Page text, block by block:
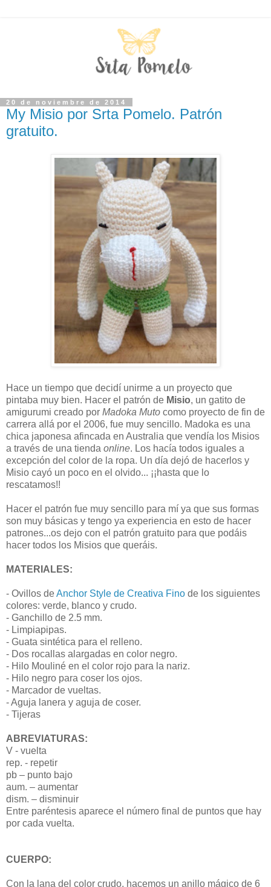
20 de noviembre de 2014
My Misio por Srta Pomelo. Patrón
gratuito.
Hace un tiempo que decidí unirme a un proyecto que
pintaba muy bien. Hacer el patrón de Misio, un gatito de
amigurumi creado por Madoka Muto como proyecto de fin de
carrera allá por el 2006, fue muy sencillo. Madoka es una
chica japonesa afincada en Australia que vendía los Misios
a través de una tienda online. Los hacía todos iguales a
excepción del color de la ropa. Un día dejó de hacerlos y
Misio cayó un poco en el olvido... ¡¡hasta que lo
rescatamos!!
Hacer el patrón fue muy sencillo para mí ya que sus formas
son muy básicas y tengo ya experiencia en esto de hacer
patrones...os dejo con el patrón gratuito para que podáis
hacer todos los Misios que queráis.
MATERIALES:
- Ovillos deAnchor Style de Creativa Fino de los siguientes
colores: verde, blanco y crudo.
- Ganchillo de 2.5 mm.
- Limpiapipas.
- Guata sintética para el relleno.
- Dos rocallas alargadas en color negro.
- Hilo Mouliné en el color rojo para la nariz.
- Hilo negro para coser los ojos.
- Marcador de vueltas.
- Aguja lanera y aguja de coser.
- Tijeras
ABREVIATURAS:
V - vuelta
rep. - repetir
pb – punto bajo
aum. – aumentar
dism. – disminuir
Entre paréntesis aparece el número final de puntos que hay
por cada vuelta.
CUERPO:
Con la lana del color crudo, hacemos un anillo mágico de 6